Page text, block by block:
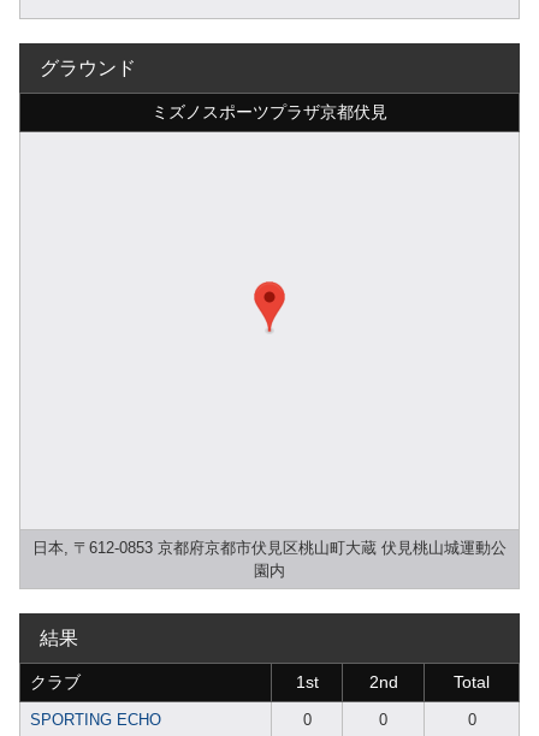
グラウンド
ミズノスポーツプラザ京都伏見
日本, 〒612-0853 京都府京都市伏見区桃山町大蔵 伏見桃山城運動公
園内
結果
クラブ 1st 2nd Total
SPORTING ECHO 0 0
0